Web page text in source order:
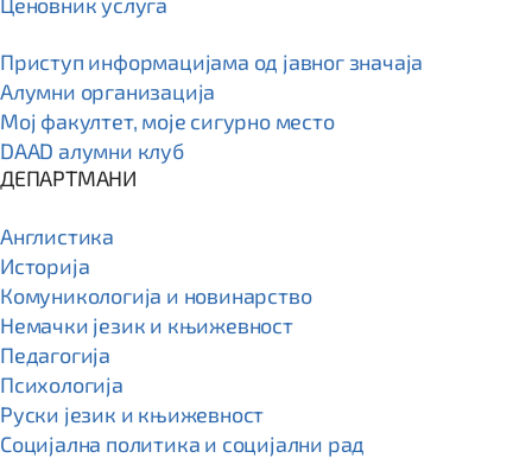
Приступ информацијама од јавног значаја
Алумни организација
Мој факултет, моје сигурно место
DAAD алумни клуб
ДЕПАРТМАНИ
Англистика
Историја
Комуникологија и новинарство
Немачки језик и књижевност
Педагогија
Психологија
Руски језик и књижевност
Социјална политика и социјални рад